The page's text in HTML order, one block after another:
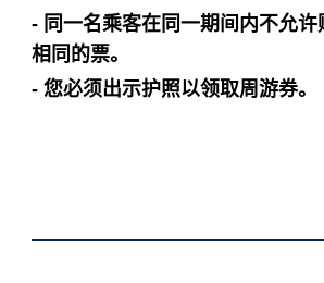
- 同一名乘客在同一期间内不允许
相同的票。
- 您必须出示护照以领取周游券。